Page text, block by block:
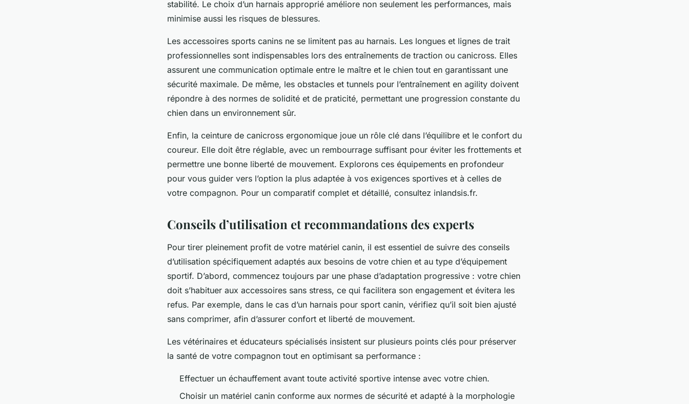
stabilité. Le choix d’un harnais approprié améliore non seulement les performances, mais
minimise aussi les risques de blessures.
Les accessoires sports canins ne se limitent pas au harnais. Les longues et lignes de trait
professionnelles sont indispensables lors des entraînements de traction ou canicross. Elles
assurent une communication optimale entre le maître et le chien tout en garantissant une
sécurité maximale. De même, les obstacles et tunnels pour l’entraînement en agility doivent
répondre à des normes de solidité et de praticité, permettant une progression constante du
chien dans un environnement sûr.
Enfin, la ceinture de canicross ergonomique joue un rôle clé dans l’équilibre et le confort du
coureur. Elle doit être réglable, avec un rembourrage suffisant pour éviter les frottements et
permettre une bonne liberté de mouvement. Explorons ces équipements en profondeur
pour vous guider vers l’option la plus adaptée à vos exigences sportives et à celles de
votre compagnon. Pour un comparatif complet et détaillé, consultez inlandsis.fr.
Conseils d’utilisation et recommandations des experts
Pour tirer pleinement profit de votre matériel canin, il est essentiel de suivre des conseils
d’utilisation spécifiquement adaptés aux besoins de votre chien et au type d’équipement
sportif. D’abord, commencez toujours par une phase d’adaptation progressive : votre chien
doit s’habituer aux accessoires sans stress, ce qui facilitera son engagement et évitera les
refus. Par exemple, dans le cas d’un harnais pour sport canin, vérifiez qu’il soit bien ajusté
sans comprimer, afin d’assurer confort et liberté de mouvement.
Les vétérinaires et éducateurs spécialisés insistent sur plusieurs points clés pour préserver
la santé de votre compagnon tout en optimisant sa performance :
Effectuer un échauffement avant toute activité sportive intense avec votre chien.
Choisir un matériel canin conforme aux normes de sécurité et adapté à la morphologie